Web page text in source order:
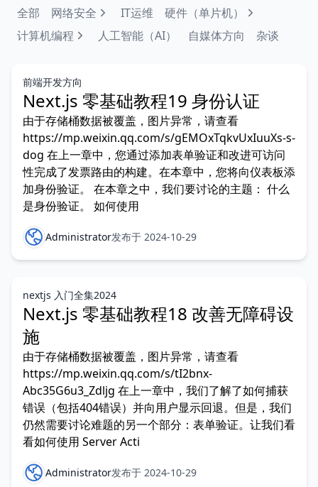
全部 网络安全 IT运维
硬件（单片机）
计算机编程
人工智能（AI） 自媒体方向 杂谈
前端开发方向
Next.js 零基础教程19 身份认证
由于存储桶数据被覆盖，图片异常，请查看
https://mp.weixin.qq.com/s/gEMOxTqkvUxIuuXs-s-
dog 在上一章中，您通过添加表单验证和改进可访问
性完成了发票路由的构建。在本章中，您将向仪表板添
加身份验证。 在本章之中，我们要讨论的主题： 什么
是身份验证。 如何使用
Administrator发布于 2024-10-29
nextjs 入门全集2024
Next.js 零基础教程18 改善无障碍设
施
由于存储桶数据被覆盖，图片异常，请查看
https://mp.weixin.qq.com/s/tI2bnx-
Abc35G6u3_Zdljg 在上一章中，我们了解了如何捕获
错误（包括404错误）并向用户显示回退。但是，我们
仍然需要讨论难题的另一个部分：表单验证。让我们看
看如何使用 Server Acti
Administrator发布于 2024-10-29